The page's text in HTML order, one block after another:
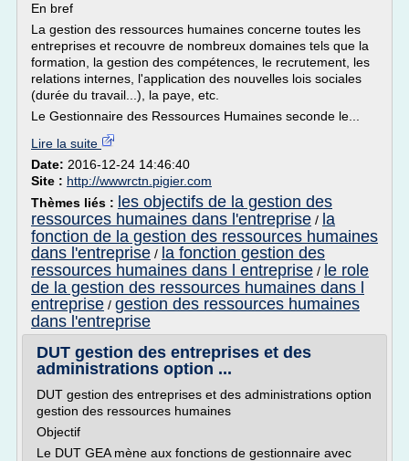
En bref
La gestion des ressources humaines concerne toutes les
entreprises et recouvre de nombreux domaines tels que la
formation, la gestion des compétences, le recrutement, les
relations internes, l'application des nouvelles lois sociales
(durée du travail...), la paye, etc.
Le Gestionnaire des Ressources Humaines seconde le...
Lire la suite
Date: 2016-12-24 14:46:40
Site : http://wwwrctn.pigier.com
Thèmes liés : les objectifs de la gestion des
ressources humaines dans l'entreprise / la
fonction de la gestion des ressources humaines
dans l'entreprise / la fonction gestion des
ressources humaines dans l entreprise / le role
de la gestion des ressources humaines dans l
entreprise / gestion des ressources humaines
dans l'entreprise
DUT gestion des entreprises et des
administrations option ...
DUT gestion des entreprises et des administrations option
gestion des ressources humaines
Objectif
Le DUT GEA mène aux fonctions de gestionnaire avec